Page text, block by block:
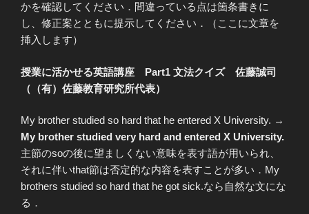
かを確認してください．間違っている点は箇条書きに
し、修正案とともに提示してください．（ここに文章を
挿入します）
授業に活かせる英語講座 Part1 文法クイズ 佐藤誠司
（（有）佐藤教育研究所代表）
My brother studied so hard that he entered X University. →
My brother studied very hard and entered X University.
主節のsoの後に望ましくない意味を表す語が用いられ、
それに伴いthat節は否定的な内容を表すことが多い．My
brothers studied so hard that he got sick.なら自然な文にな
る．